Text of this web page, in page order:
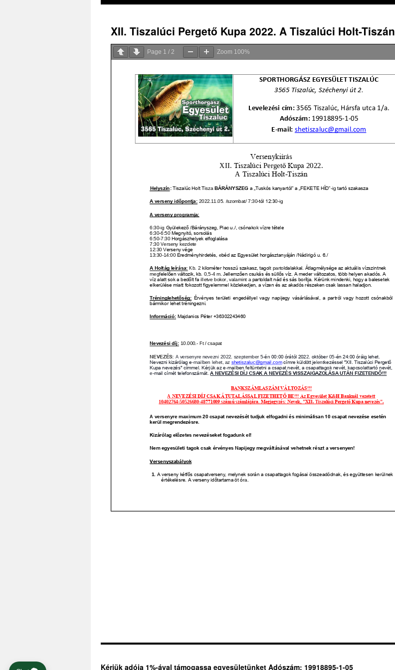
XII. Tiszalúci Pergető Kupa 2022. A Tiszalúci Holt-Tiszán
Page 1 / 2 Zoom 100%
Kérjük adója 1%-ával támogassa egyesületünket Adószám: 19918895-1-05